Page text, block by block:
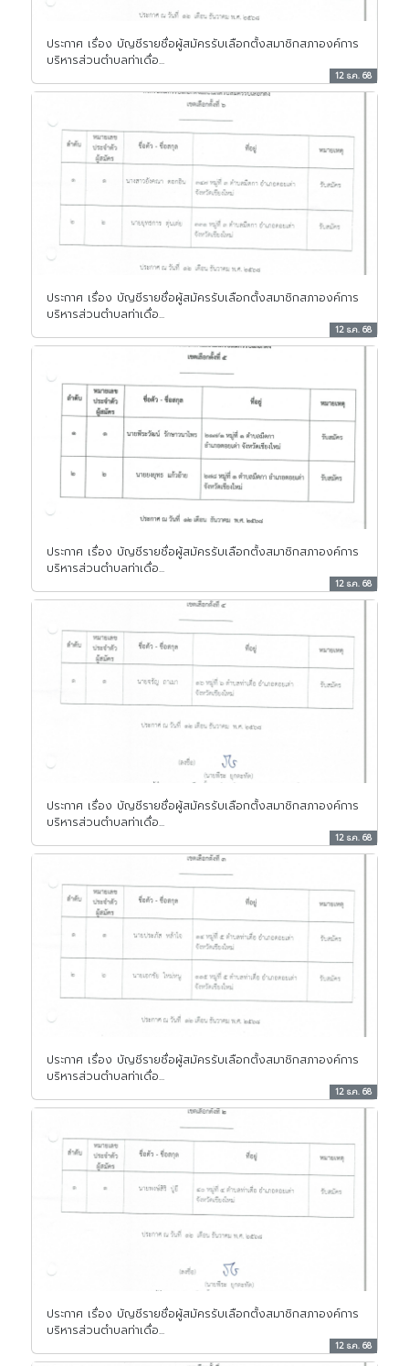
ประกาศ เรื่อง บัญชีรายชื่อผู้สมัครรับเลือกตั้งสมาชิกสภาองค์การ
บริหารส่วนตำบลท่าเดื่อ...
12 ธ.ค. 68
ประกาศ เรื่อง บัญชีรายชื่อผู้สมัครรับเลือกตั้งสมาชิกสภาองค์การ
บริหารส่วนตำบลท่าเดื่อ...
12 ธ.ค. 68
ประกาศ เรื่อง บัญชีรายชื่อผู้สมัครรับเลือกตั้งสมาชิกสภาองค์การ
บริหารส่วนตำบลท่าเดื่อ...
12 ธ.ค. 68
ประกาศ เรื่อง บัญชีรายชื่อผู้สมัครรับเลือกตั้งสมาชิกสภาองค์การ
บริหารส่วนตำบลท่าเดื่อ...
12 ธ.ค. 68
ประกาศ เรื่อง บัญชีรายชื่อผู้สมัครรับเลือกตั้งสมาชิกสภาองค์การ
บริหารส่วนตำบลท่าเดื่อ...
12 ธ.ค. 68
ประกาศ เรื่อง บัญชีรายชื่อผู้สมัครรับเลือกตั้งสมาชิกสภาองค์การ
บริหารส่วนตำบลท่าเดื่อ...
12 ธ.ค. 68